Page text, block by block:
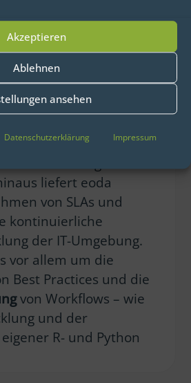
Akzeptieren
Ablehnen
ansehen
Datenschutzerklärung Impressum
vonAnsiblewurde
as-Code-Ansatz
die automatisierte,
reproduzierbare
liefert eoda
von SLAs und
kontinuierliche
der IT-Umgebung.
vor allem um die
Best Practices und die
von Workflows – wie
und der
R- und Python